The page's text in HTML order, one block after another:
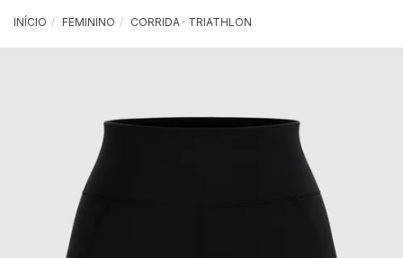
INÍCIO FEMININO CORRIDA · TRIATHLON